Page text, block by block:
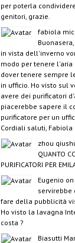
per poterla
genitori, grazie.
fabiola
in vista dell'inverno
modo per tenere l'aria
dover tenere sempre
in ufficio. Ho visto sul
avere dei purificatori
piacerebbe sapere il
purificatore per un
Cordiali saluti, Fabiola
zhou
QUANTO
PURIFICATORI PER
Eugenio on
servirebbe
fare della pubblicità
Ho visto la lavagna
costa ?
Biasutti